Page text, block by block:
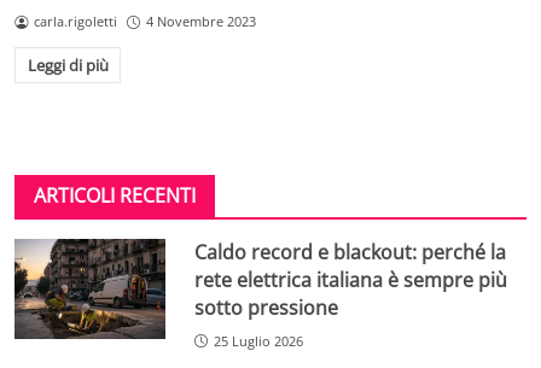
carla.rigoletti 4 Novembre 2023
Leggi di più
ARTICOLI RECENTI
Caldo record e blackout: perché la
rete elettrica italiana è sempre più
sotto pressione
25 Luglio 2026